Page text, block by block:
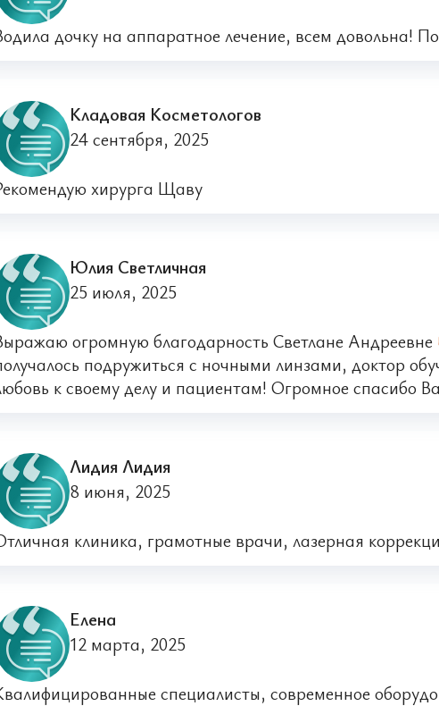
дочку на аппаратное лечение, всем довольна!
Кладовая Косметологов
24 сентября, 2025
хирурга Щаву
Юлия Светличная
25 июля, 2025
огромную благодарность Светлане Андреевне
подружиться с ночными линзами, доктор
к своему делу и пациентам! Огромное спасибо
Лидия Лидия
8 июня, 2025
клиника, грамотные врачи, лазерная
Елена
12 марта, 2025
специалисты, современное